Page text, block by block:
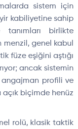
sistem için
kabiliyetine sahip
birlikte
menzil, genel kabul
füze eşiğini aştığı
ancak sistemin
profili ve
biçimde henüz
rolü, klasik taktik